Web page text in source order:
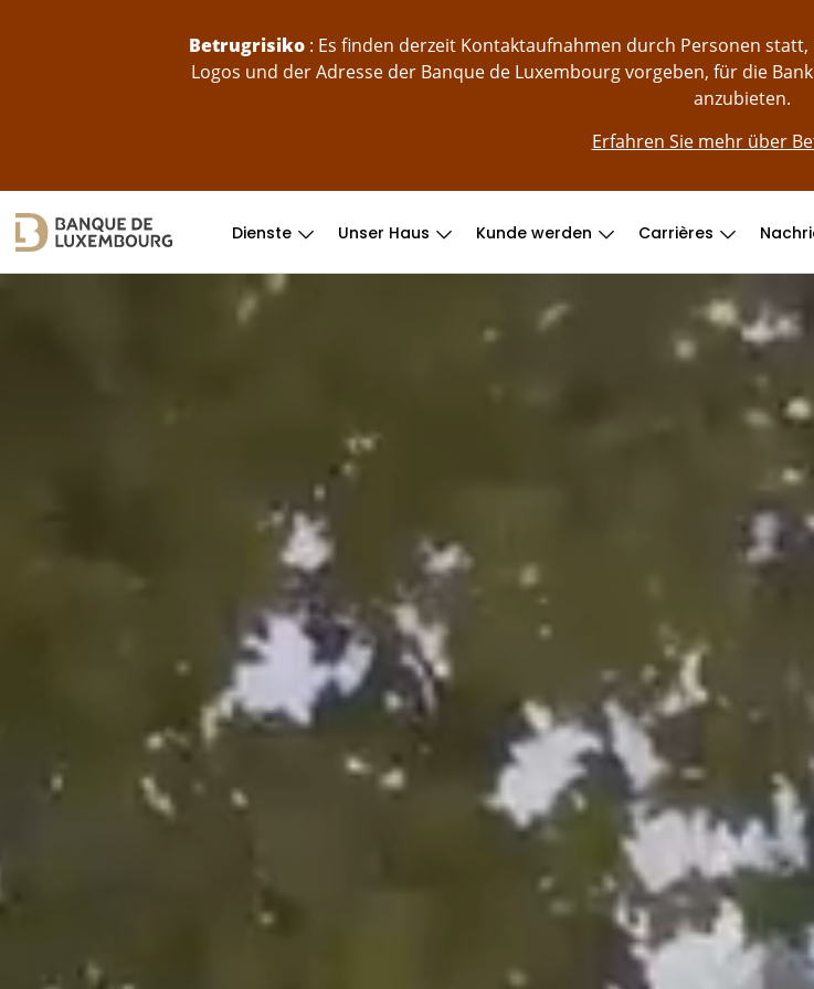
Betrugrisiko : Es finden derzeit Kontaktaufnahmen durch Personen
Logos und der Adresse der Banque de Luxembourg vorgeben, für die
anzubieten.
Erfahren Sie mehr über
Dienste Unser Haus Kunde werden Carrières